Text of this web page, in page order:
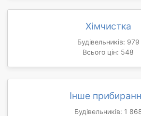
Хімчистка
Будівельників: 979
Всього цін: 548
Інше
Будівельників: 1